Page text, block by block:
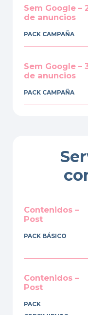
Sem Google –
de anuncios
PACK CAMPAÑA
Sem Google –
de anuncios
PACK CAMPAÑA
Contenidos –
Post
PACK BÁSICO
Contenidos –
Post
PACK